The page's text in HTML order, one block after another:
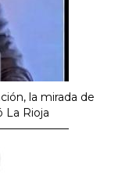
la mirada de
La Rioja